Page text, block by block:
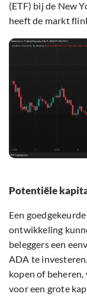
(ETF) bij de New
heeft de markt
Potentiële
Een
ontwikkeling
beleggers een
ADA te
kopen of
voor een grote